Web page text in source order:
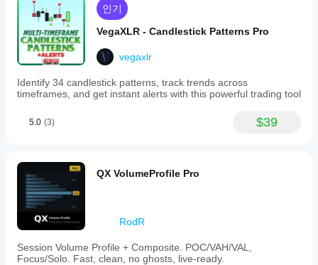
인기
VegaXLR - Candlestick Patterns Pro
vegaxlr
Identify 34 candlestick patterns, track trends across
timeframes, and get instant alerts with this powerful trading tool
5.0 (3) $39
QX VolumeProfile Pro
RodR
Session Volume Profile + Composite. POC/VAH/VAL,
Focus/Solo. Fast, clean, no ghosts, live-ready.